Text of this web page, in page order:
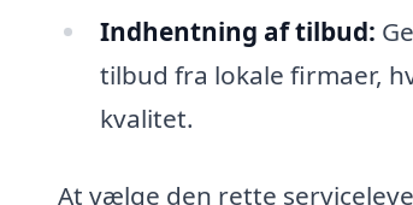
Indhentning af tilbud:
tilbud fra lokale firmaer,
kvalitet.
At vælge den rette